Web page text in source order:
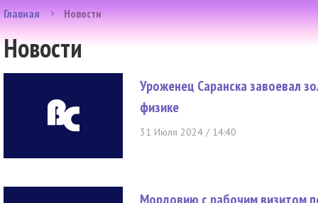
Главная Новости
Новости
Уроженец Саранска завоевал
физике
31 Июля 2024 / 14:40